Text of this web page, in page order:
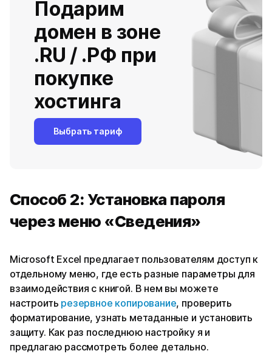
Подарим
домен в зоне
.RU / .РФ при
покупке
хостинга
Выбрать тариф
Способ 2: Установка пароля
через меню «Сведения»
Microsoft Excel предлагает пользователям доступ к
отдельному меню, где есть разные параметры для
взаимодействия с книгой. В нем вы можете
настроить резервное копирование, проверить
форматирование, узнать метаданные и установить
защиту. Как раз последнюю настройку я и
предлагаю рассмотреть более детально.